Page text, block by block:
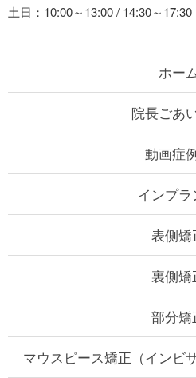
土日：10:00～13:00 / 14:30～17:30
ホー
院長ごあ
動画症
インプラ
表側矯
裏側矯
部分矯
マウスピース矯正 （インビ